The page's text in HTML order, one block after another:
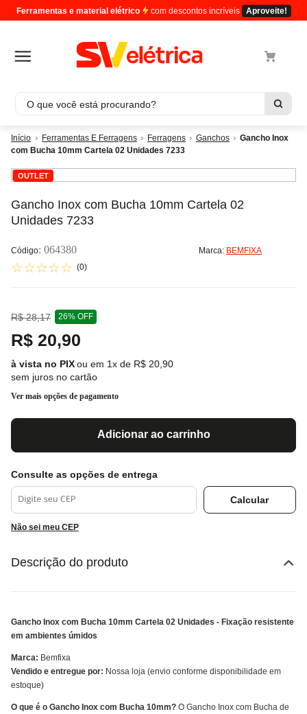
Ferramentas e material elétrico com descontos incríveis Aproveite!
O que você está procurando?
Ferramentas E Ferragens Ferragens Ganchos
Gancho Inox
com Bucha 10mm Cartela 02 Unidades 7233
OUTLET
Gancho Inox com Bucha 10mm Cartela 02
Unidades 7233
: 064380 Marca: BEMFIXA
☆☆☆☆☆ (0)
R$ 28,17 26% OFF
R$ 20,90
ou em 1x de R$ 20 90
sem juros no cartão
Ver mais opções de pagamento
Adicionar ao carrinho
Não sei meu CEP
Descrição do produto
Gancho Inox com Bucha 10mm Cartela 02 Unidades - Fixação resistente
em ambientes úmidos
Marca: Bemfixa
Vendido e entregue por: Nossa loja (envio conforme disponibilidade em
estoque)
O que é o Gancho Inox com Bucha 10mm? O Gancho Inox com Bucha de
Termos mais buscados
2º luminaria
3º tomada
4º 4
eletroduto